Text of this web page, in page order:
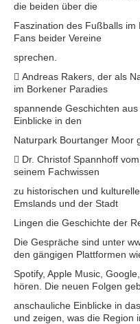
die beiden über die
Faszination des Fußballs im
Fans beider Vereine
sprechen.
 Andreas Rakers, der als
im Borkener Paradies
spannende Geschichten
Einblicke in den
Naturpark Bourtanger Moor
 Dr. Christof Spannhoff
seinem Fachwissen
zu historischen und
Emslands und der Stadt
Lingen die Geschichte der
Die Gespräche sind unter
den gängigen Plattformen
Spotify, Apple Music,
hören. Die neuen Folgen
anschauliche Einblicke in
und zeigen, was die Region